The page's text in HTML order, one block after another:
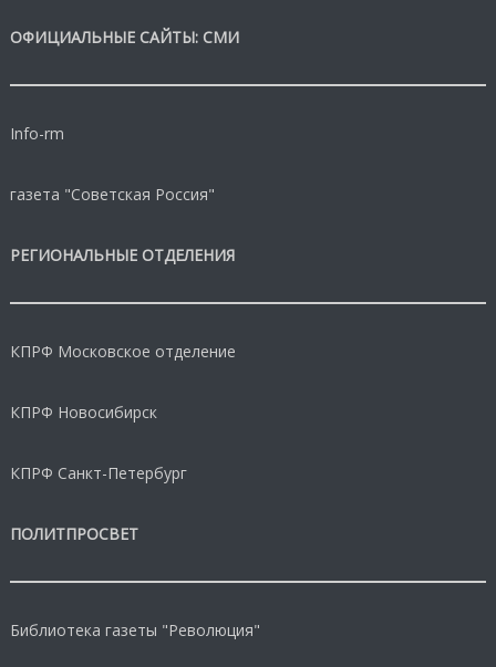
ОФИЦИАЛЬНЫЕ САЙТЫ: СМИ
Info-rm
газета "Советская Россия"
РЕГИОНАЛЬНЫЕ ОТДЕЛЕНИЯ
КПРФ Московское отделение
КПРФ Новосибирск
КПРФ Санкт-Петербург
ПОЛИТПРОСВЕТ
Библиотека газеты "Революция"